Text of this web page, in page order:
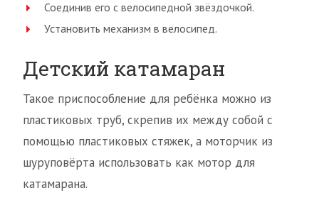
Соединив его с велосипедной звёздочкой.
Установить механизм в велосипед.
Детский катамаран
Такое приспособление для ребёнка можно из
пластиковых труб, скрепив их между собой с
помощью пластиковых стяжек, а моторчик из
шуруповёрта использовать как мотор для
катамарана.